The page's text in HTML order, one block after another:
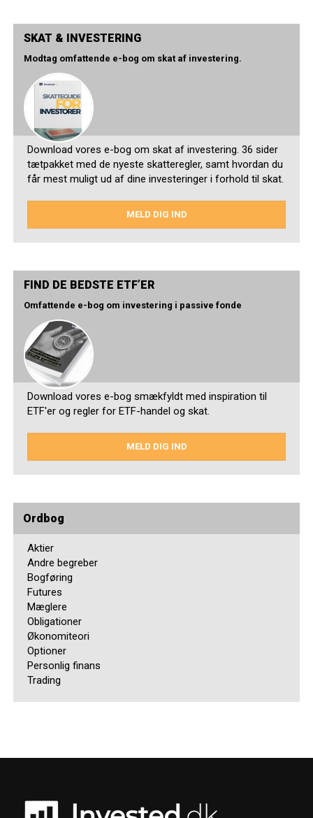
SKAT & INVESTERING
Modtag omfattende e-bog om skat af investering.
Download vores e-bog om skat af investering. 36 sider
tætpakket med de nyeste skatteregler, samt hvordan du
får mest muligt ud af dine investeringer i forhold til skat.
MELD DIG IND
FIND DE BEDSTE ETF’ER
Omfattende e-bog om investering i passive fonde
Download vores e-bog smækfyldt med inspiration til
ETF'er og regler for ETF-handel og skat.
MELD DIG IND
Ordbog
Aktier
Andre begreber
Bogføring
Futures
Mæglere
Obligationer
Økonomiteori
Optioner
Personlig finans
Trading